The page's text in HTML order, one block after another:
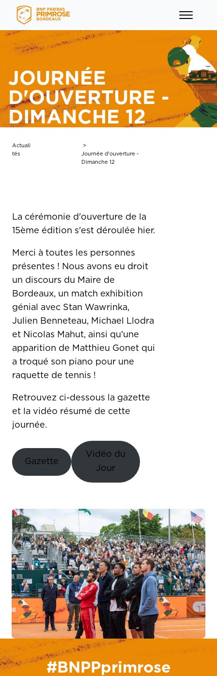
JOURNÉE
D'OUVERTURE -
DIMANCHE 12
Actuali
tés
>
Journée d'ouverture -
Dimanche 12
La cérémonie d'ouverture de la
15ème édition s'est déroulée hier.
Merci à toutes les personnes
présentes ! Nous avons eu droit
un discours du Maire de
Bordeaux, un match exhibition
génial avec Stan Wawrinka,
Julien Benneteau, Michael Llodra
et Nicolas Mahut, ainsi qu'une
apparition de Matthieu Gonet qui
a troqué son piano pour une
raquette de tennis !
Retrouvez ci-dessous la gazette
et la vidéo résumé de cette
journée.
Gazette
Vidéo du
Jour
#BNPPprimrose